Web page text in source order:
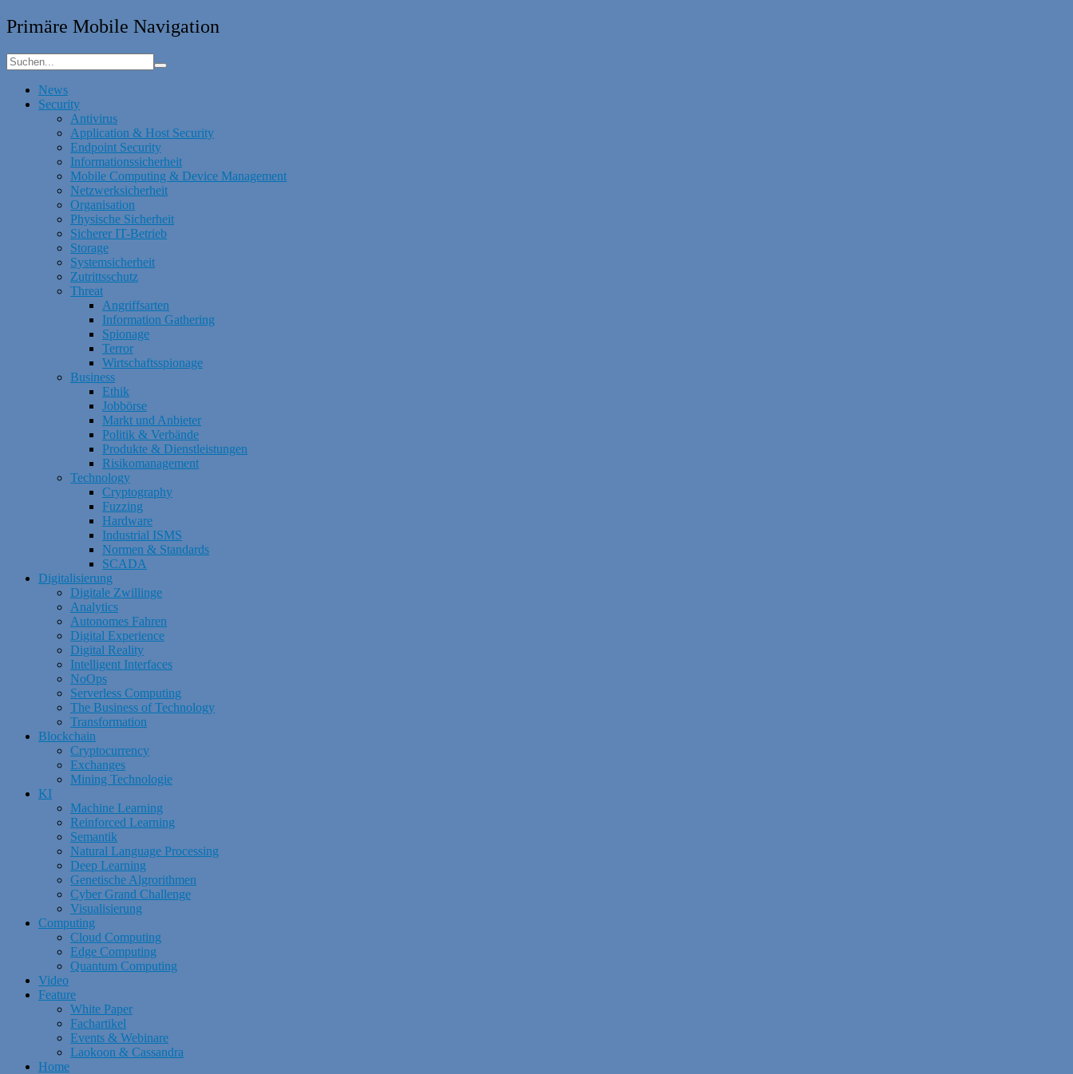
Primäre Mobile Navigation
News
Security
Antivirus
Application & Host Security
Endpoint Security
Informationssicherheit
Mobile Computing & Device Management
Netzwerksicherheit
Organisation
Physische Sicherheit
Sicherer IT-Betrieb
Storage
Systemsicherheit
Zutrittsschutz
Threat
Angriffsarten
Information Gathering
Spionage
Terror
Wirtschaftsspionage
Business
Ethik
Jobbörse
Markt und Anbieter
Politik & Verbände
Produkte & Dienstleistungen
Risikomanagement
Technology
Cryptography
Fuzzing
Hardware
Industrial ISMS
Normen & Standards
SCADA
Digitalisierung
Digitale Zwillinge
Analytics
Autonomes Fahren
Digital Experience
Digital Reality
Intelligent Interfaces
NoOps
Serverless Computing
The Business of Technology
Transformation
Blockchain
Cryptocurrency
Exchanges
Mining Technologie
KI
Machine Learning
Reinforced Learning
Semantik
Natural Language Processing
Deep Learning
Genetische Algrorithmen
Cyber Grand Challenge
Visualisierung
Computing
Cloud Computing
Edge Computing
Quantum Computing
Video
Feature
White Paper
Fachartikel
Events & Webinare
Laokoon & Cassandra
Home